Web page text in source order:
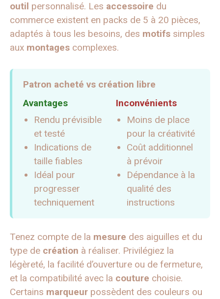
outil personnalisé. Les accessoire du
commerce existent en packs de 5 à 20 pièces,
adaptés à tous les besoins, des motifs simples
aux montages complexes.
Patron acheté vs création libre
Avantages
Rendu prévisible
et testé
Indications de
taille fiables
Idéal pour
progresser
techniquement
Inconvénients
Moins de place
pour la créativité
Coût additionnel
à prévoir
Dépendance à la
qualité des
instructions
Tenez compte de la mesure des aiguilles et du
type de création à réaliser. Privilégiez la
légèreté, la facilité d’ouverture ou de fermeture,
et la compatibilité avec la couture choisie.
Certains marqueur possèdent des couleurs ou